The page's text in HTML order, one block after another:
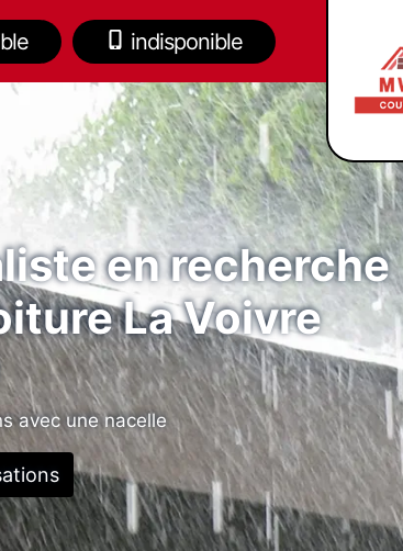
indisponible
en recherche
La Voivre
avec une nacelle